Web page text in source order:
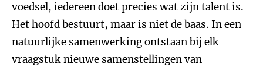
voedsel, iedereen doet precies wat zijn talent is.
Het hoofd bestuurt, maar is niet de baas. In een
natuurlijke samenwerking ontstaan bij elk
vraagstuk nieuwe samenstellingen van